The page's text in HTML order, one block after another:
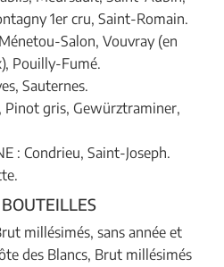
1er cru, Saint-Romain.
Salon, Vouvray (en
Pouilly-Fumé.
Sauternes.
Pinot gris, Gewürztraminer,
: Condrieu, Saint-Joseph.
millésimés, sans année et
des Blancs, Brut millésimés